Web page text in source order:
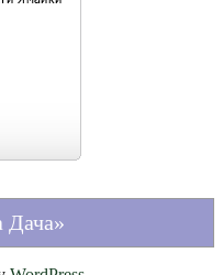
Дача»